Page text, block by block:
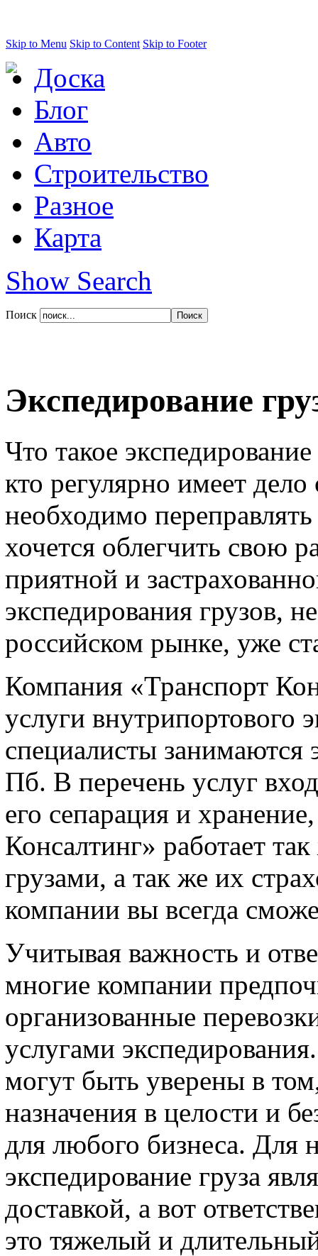
Skip to Menu Skip to Content Skip to Footer
Доска
Блог
Авто
Строительство
Разное
Карта
Show Search
Поиск
Экспедирование
Что такое
кто регулярно имеет
необходимо
хочется облегчить свою
приятной и
экспедирования грузов,
российском рынке, уже
Компания «Транспорт
услуги внутрипортового
специалисты занимаются
Пб. В перечень услуг
его сепарация и
Консалтинг» работает
грузами, а так же их
компании вы всегда
Учитывая важность и
многие компании
организованные
услугами
могут быть уверены в
назначения в целости и
для любого бизнеса. Для
экспедирование груза
доставкой, а вот
это тяжелый и